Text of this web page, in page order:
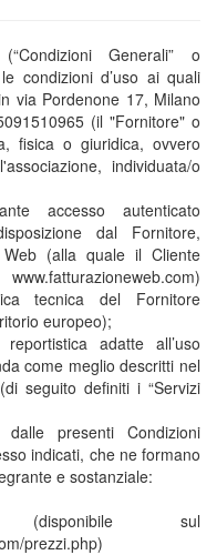
Generali” o
condizioni d’uso ai quali
via Pordenone 17, Milano
(il "Fornitore" o
fisica o giuridica, ovvero
individuata/o
accesso autenticato
dal Fornitore,
Web (alla quale il Cliente
tecnica del Fornitore
europeo);
adatte all’uso
come meglio descritti nel
seguito definiti i “Servizi
presenti Condizioni
indicati, che ne formano
e sostanziale:
sul
prezzi.php)